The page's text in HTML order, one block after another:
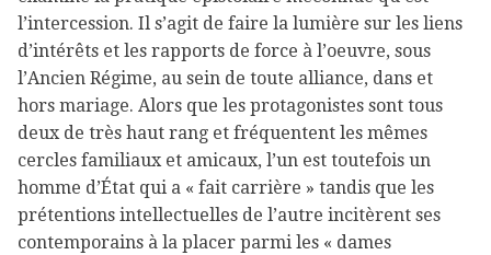
l’intercession. Il s’agit de faire la lumière sur les liens
d’intérêts et les rapports de force à l’oeuvre, sous
l’Ancien Régime, au sein de toute alliance, dans et
hors mariage. Alors que les protagonistes sont tous
deux de très haut rang et fréquentent les mêmes
cercles familiaux et amicaux, l’un est toutefois un
homme d’État qui a « fait carrière » tandis que les
prétentions intellectuelles de l’autre incitèrent ses
contemporains à la placer parmi les « dames